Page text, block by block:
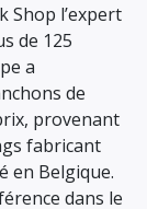
Shop l’expert
de 125
a
de
provenant
fabricant
en Belgique.
dans le